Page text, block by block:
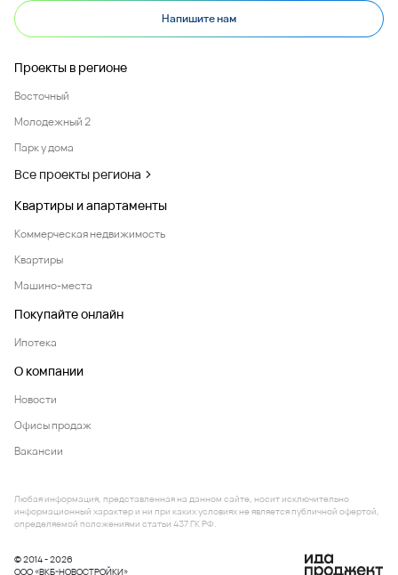
Напишите нам
Проекты в регионе
Восточный
Молодежный 2
Парк у дома
Все проекты региона
Квартиры и апартаменты
Коммерческая недвижимость
Квартиры
Машино-места
Покупайте онлайн
Ипотека
О компании
Новости
Офисы продаж
Вакансии
© 2014 - 2026
ООО «ВКБ-НОВОСТРОЙКИ»
Любая информация, представленная на данном сайте, носит исключительно
информационный характер и ни при каких условиях не является публичной офертой,
определяемой положениями статьи 437 ГК РФ.